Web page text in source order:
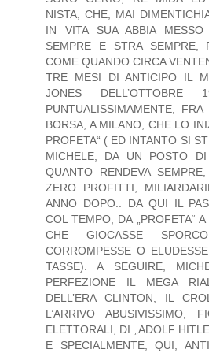
NISTA, CHE, MAI
IN VITA SUA ABBIA
SEMPRE E STRA SEMPRE,
COME QUANDO CIRCA
TRE MESI DI ANTICIPO IL
JONES DELL’OTTOBRE
PUNTUALISSIMAMENTE,
BORSA, A MILANO, CHE LO
PROFETA“ ( ED INTANTO SI
MICHELE, DA UN POSTO DI
QUANTO RENDEVA
ZERO PROFITTI,
ANNO DOPO.. DA QUI IL
COL TEMPO, DA „PROFETA“
CHE GIOCASSE
CORROMPESSE O
TASSE). A SEGUIRE,
PERFEZIONE IL MEGA
DELL’ERA CLINTON, IL
L’ARRIVO ABUSIVISSIMO,
ELETTORALI, DI „ADOLF
E SPECIALMENTE, QUI,